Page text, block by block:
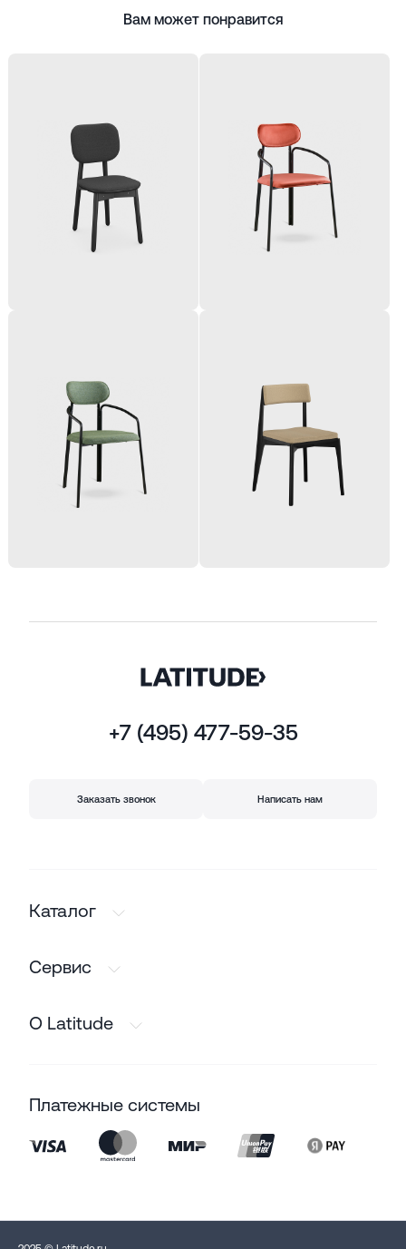
Вам может понравится
+7 (495) 477-59-35
Заказать звонок Написать нам
Каталог
Сервис
О Latitude
Платежные системы